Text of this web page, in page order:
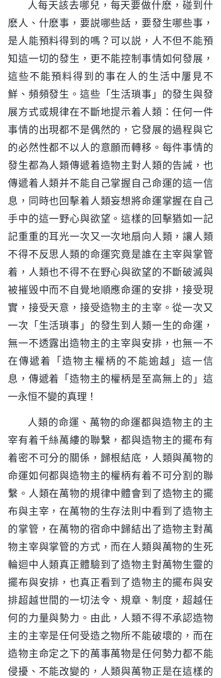
人每天該去哪兒，每天要做什麽，碰到什
麽人、什麽事，要説哪些話，要發生哪些事，
是人能預料得到的嗎？可以説，人不但不能預
知這一切的發生，更不能控制事情如何發展，
這些不能預料得到的事在人的生活中屢見不
鮮、頻頻發生。這些「生活瑣事」的發生與發
展方式或規律在不斷地提示着人類：任何一件
事情的出現都不是偶然的，它發展的過程與它
的必然性都不以人的意願而轉移。每件事情的
發生都為人類傳遞着造物主對人類的告誡，也
傳遞着人類并不能自己掌握自己命運的這一信
息，同時也回擊着人類妄想將命運掌握在自己
手中的這一野心與欲望。這樣的回擊猶如一記
記重重的耳光一次又一次地扇向人類，讓人類
不得不反思人類的命運究竟是誰在主宰與掌管
着，人類也不得不在野心與欲望的不斷破滅與
被摧毁中而不自覺地順應命運的安排，接受現
實，接受天意，接受造物主的主宰。從一次又
一次「生活瑣事」的發生到人類一生的命運，
無一不透露出造物主的主宰與安排，也無一不
在傳遞着「造物主權柄的不能逾越」這一信
息，傳遞着「造物主的權柄是至高無上的」這
一永恒不變的真理！
人類的命運、萬物的命運都與造物主的主
宰有着千絲萬縷的聯繫，都與造物主的擺布有
着密不可分的關係，歸根結底，人類與萬物的
命運如何都與造物主的權柄有着不可分割的聯
繫。人類在萬物的規律中體會到了造物主的擺
布與主宰，在萬物的生存法則中看到了造物主
的掌管，在萬物的宿命中歸結出了造物主對萬
物主宰與掌管的方式，而在人類與萬物的生死
輪迴中人類真正體驗到了造物主對萬物生靈的
擺布與安排，也真正看到了造物主的擺布與安
排超越世間的一切法令、規章、制度，超越任
何的力量與勢力。由此，人類不得不承認造物
主的主宰是任何受造之物所不能破壞的，而在
造物主命定之下的萬事萬物是任何勢力都不能
侵擾、不能改變的，人類與萬物正是在這樣的